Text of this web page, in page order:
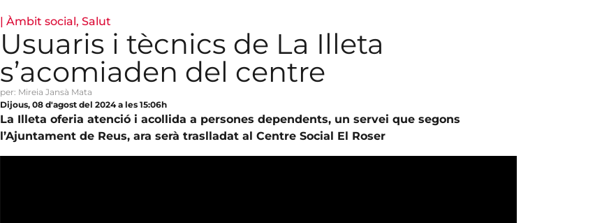
| Àmbit social, Salut
Usuaris i tècnics de La Illeta
s’acomiaden del centre
per: Mireia Jansà Mata
Dijous, 08 d'agost del 2024 a les 15:06h
La Illeta oferia atenció i acollida a persones dependents, un servei que segons
l’Ajuntament de Reus, ara serà traslladat al Centre Social El Roser